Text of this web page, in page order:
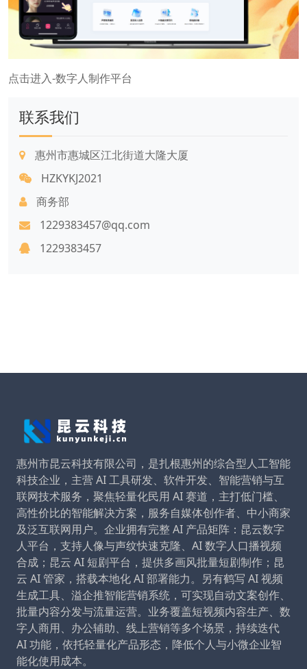
点击进入-数字人制作平台
联系我们
惠州市惠城区江北街道大隆大厦
HZKYKJ2021
商务部
1229383457@qq.com
1229383457
惠州市昆云科技有限公司，是扎根惠州的综合型人工智能
科技企业，主营 AI 工具研发、软件开发、智能营销与互
联网技术服务，聚焦轻量化民用 AI 赛道，主打低门槛、
高性价比的智能解决方案，服务自媒体创作者、中小商家
及泛互联网用户。企业拥有完整 AI 产品矩阵：昆云数字
人平台，支持人像与声纹快速克隆、AI 数字人口播视频
合成；昆云 AI 短剧平台，提供多画风批量短剧制作；昆
云 AI 管家，搭载本地化 AI 部署能力。另有鹤写 AI 视频
生成工具、溢企推智能营销系统，可实现自动文案创作、
批量内容分发与流量运营。业务覆盖短视频内容生产、数
字人商用、办公辅助、线上营销等多个场景，持续迭代
AI 功能，依托轻量化产品形态，降低个人与小微企业智
能化使用成本。